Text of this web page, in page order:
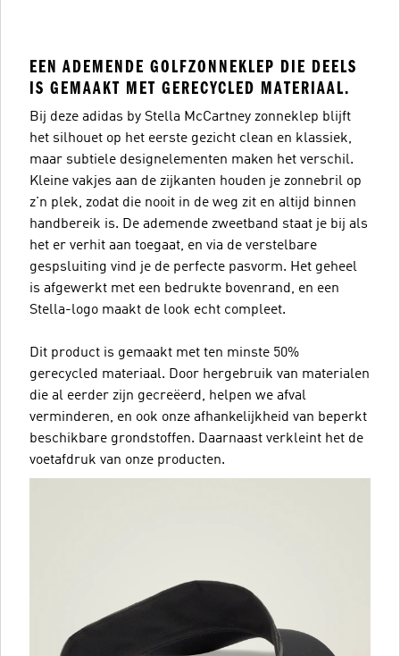
EEN ADEMENDE GOLFZONNEKLEP DIE DEELS
IS GEMAAKT MET GERECYCLED MATERIAAL.
Bij deze adidas by Stella McCartney zonneklep blijft
het silhouet op het eerste gezicht clean en klassiek,
maar subtiele designelementen maken het verschil.
Kleine vakjes aan de zijkanten houden je zonnebril op
z'n plek, zodat die nooit in de weg zit en altijd binnen
handbereik is. De ademende zweetband staat je bij als
het er verhit aan toegaat, en via de verstelbare
gespsluiting vind je de perfecte pasvorm. Het geheel
is afgewerkt met een bedrukte bovenrand, en een
Stella-logo maakt de look echt compleet.
Dit product is gemaakt met ten minste 50%
gerecycled materiaal. Door hergebruik van materialen
die al eerder zijn gecreëerd, helpen we afval
verminderen, en ook onze afhankelijkheid van beperkt
beschikbare grondstoffen. Daarnaast verkleint het de
voetafdruk van onze producten.